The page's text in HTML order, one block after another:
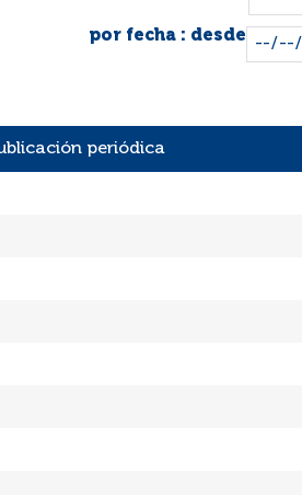
por fecha : desde
periódica